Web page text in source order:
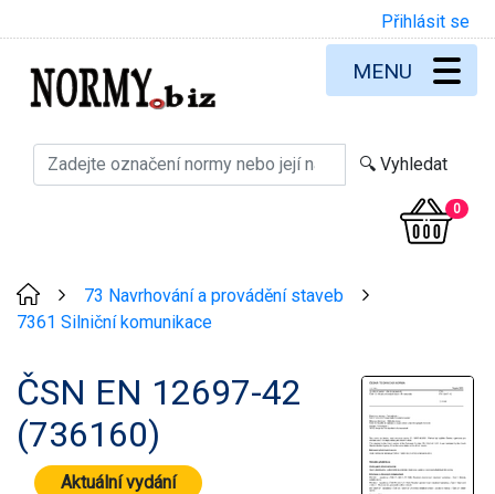
Přihlásit se
0
MENU
73 Navrhování a provádění staveb
7361 Silniční komunikace
ČSN EN 12697-42
(736160)
Aktuální vydání